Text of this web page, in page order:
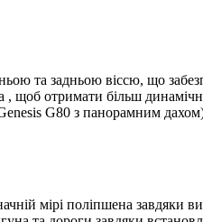
та задньою віссю, що
, щоб отримати більш
G80 з панорамним
мірі поліпшена